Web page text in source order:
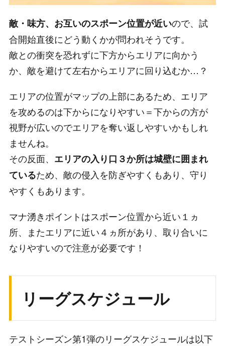
敵・味方、お互いのスポーン位置が近いので、試
合開始直後にどう動くかが問われそうです。
敵との衝突を恐れずに下方からエリアに向かう
か、敵を避けて左右からエリアに回り込むか…？
エリアの位置がマップの上部にあるため、エリア
を攻めるのは下からになりやすい＝下からの方が
視野が広いのでエリアを奪い返しやすいかもしれ
ませんね。
その反面、 エリアの入り口３か所は城壁に囲まれ
ているため、敵の侵入を防ぎやすくもあり、守り
やすくもあります。
マナ湧きポイントはスポーン位置から近い１ヵ
所、またエリアに近い４ヵ所があり、取り合いに
なりやすいので注意が必要です！
リーグスケジュール
テストシーズン第1弾のリーグスケジュールは以下